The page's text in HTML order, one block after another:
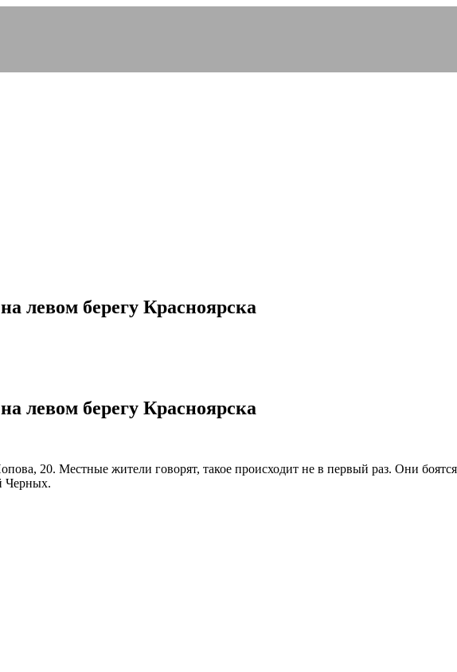
левом берегу Красноярска
левом берегу Красноярска
20. Местные жители говорят, такое происходит не в первый раз. Они
Черных.